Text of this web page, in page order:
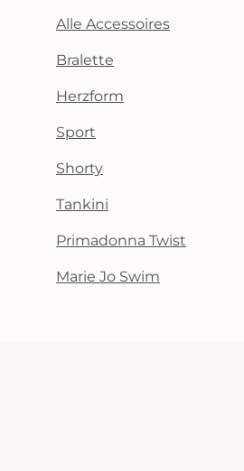
Alle Accessoires
Bralette
Herzform
Sport
Shorty
Tankini
Primadonna Twist
Marie Jo Swim